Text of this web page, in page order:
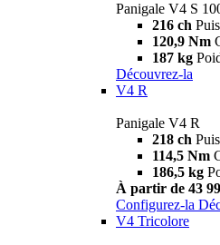
Panigale V4 S
216 ch
120,9 Nm
187 kg
Découvrez-la
V4 R
Panigale V4 R
218 ch
114,5 Nm
186,5 kg
À partir de 43
Configurez-la
V4 Tricolore